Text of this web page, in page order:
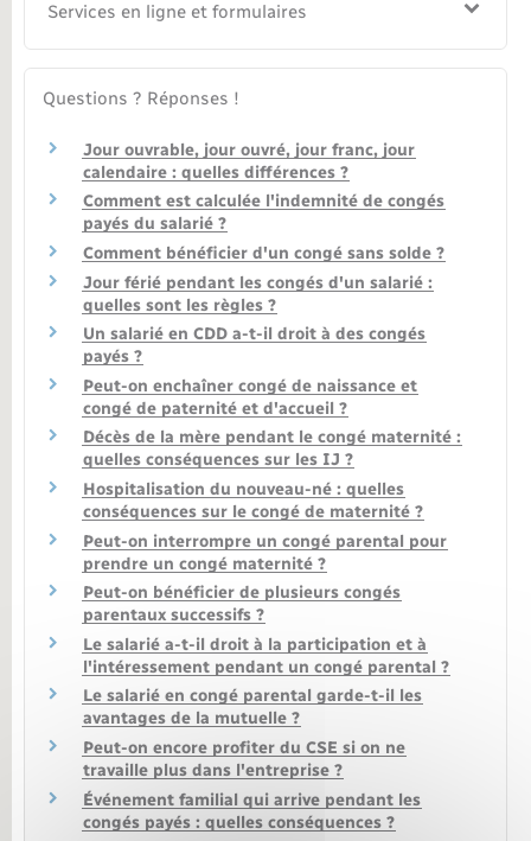
Services en ligne et formulaires
Questions ? Réponses !
Jour ouvrable, jour ouvré, jour franc, jour
calendaire : quelles différences ?
Comment est calculée l'indemnité de congés
payés du salarié ?
Comment bénéficier d'un congé sans solde ?
Jour férié pendant les congés d'un salarié :
quelles sont les règles ?
Un salarié en CDD a-t-il droit à des congés
payés ?
Peut-on enchaîner congé de naissance et
congé de paternité et d'accueil ?
Décès de la mère pendant le congé maternité :
quelles conséquences sur les IJ ?
Hospitalisation du nouveau-né : quelles
conséquences sur le congé de maternité ?
Peut-on interrompre un congé parental pour
prendre un congé maternité ?
Peut-on bénéficier de plusieurs congés
parentaux successifs ?
Le salarié a-t-il droit à la participation et à
l'intéressement pendant un congé parental ?
Le salarié en congé parental garde-t-il les
avantages de la mutuelle ?
Peut-on encore profiter du CSE si on ne
travaille plus dans l'entreprise ?
Événement familial qui arrive pendant les
congés payés : quelles conséquences ?